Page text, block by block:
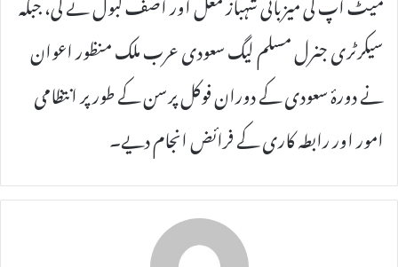
سیکرٹری جنرل مسلم لیگ سعودی عرب ملک منظور اعوان
نے دورۂ سعودی کے دوران فوکل پرسن کے طور پر انتظامی
امور اور رابطہ کاری کے فرائض انجام دیے۔